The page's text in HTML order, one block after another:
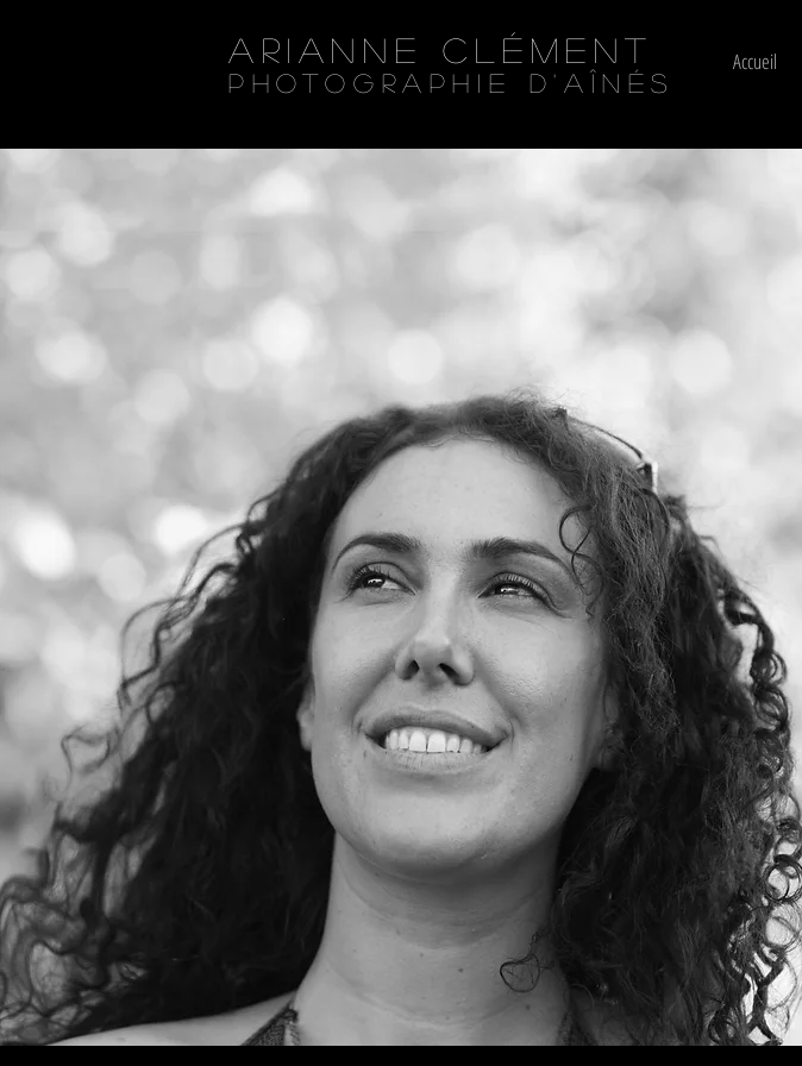
Arianne Clément
Photographie d'aînés
Accueil